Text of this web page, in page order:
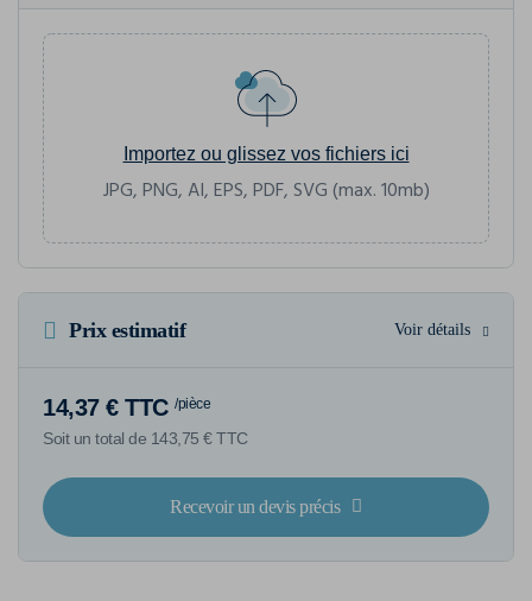
Importez ou glissez vos fichiers ici
JPG, PNG, AI, EPS, PDF, SVG (max. 10mb)
Prix estimatif Voir détails
14,37 € TTC /pièce
Soit un total de 143,75 € TTC
Recevoir un devis précis